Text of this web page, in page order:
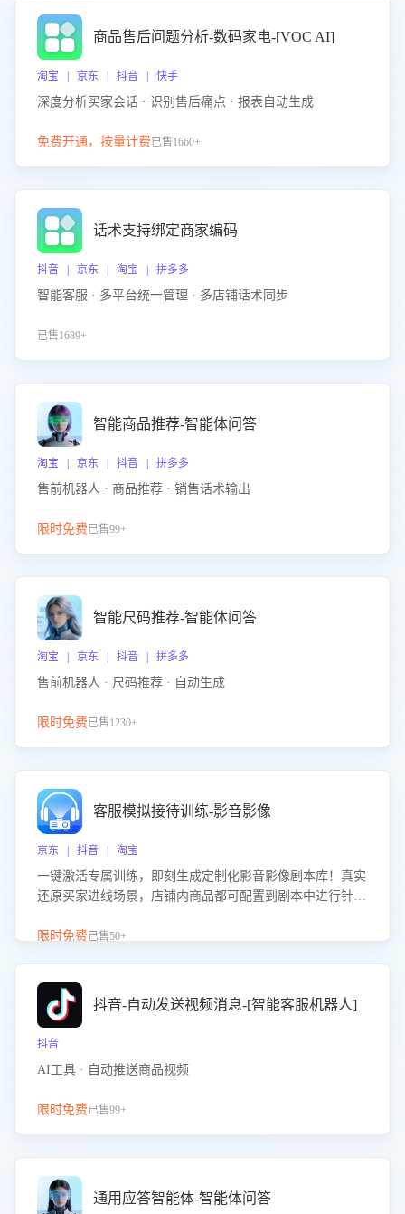
商品售后问题分析-数码家电-[VOC AI]
淘宝 | 京东 | 抖音 | 快手
深度分析买家会话 · 识别售后痛点 · 报表自动生成
免费开通，按量计费已售1660+
话术支持绑定商家编码
抖音 | 京东 | 淘宝 | 拼多多
智能客服 · 多平台统一管理 · 多店铺话术同步
已售1689+
智能商品推荐-智能体问答
淘宝 | 京东 | 抖音 | 拼多多
售前机器人 · 商品推荐 · 销售话术输出
限时免费已售99+
智能尺码推荐-智能体问答
淘宝 | 京东 | 抖音 | 拼多多
售前机器人 · 尺码推荐 · 自动生成
限时免费已售1230+
客服模拟接待训练-影音影像
京东 | 抖音 | 淘宝
一键激活专属训练，即刻生成定制化影音影像剧本库！真实
还原买家进线场景，店铺内商品都可配置到剧本中进行针对
击 “立即开通”，快速获取影音影像类目剧本，一键开启客服
限时免费已售50+
抖音-自动发送视频消息-[智能客服机器人]
抖音
AI工具 · 自动推送商品视频
限时免费已售99+
通用应答智能体-智能体问答